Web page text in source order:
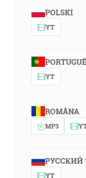
POLSKI
YT
YT
ROMÂNA
MP3
РУССКИЙ
YT